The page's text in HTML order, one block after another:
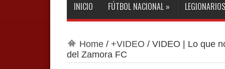
INICIO FÚTBOL NACIONAL » LEGIONARIOS
Home/ +VIDEO / VIDEO | Lo que
del Zamora FC